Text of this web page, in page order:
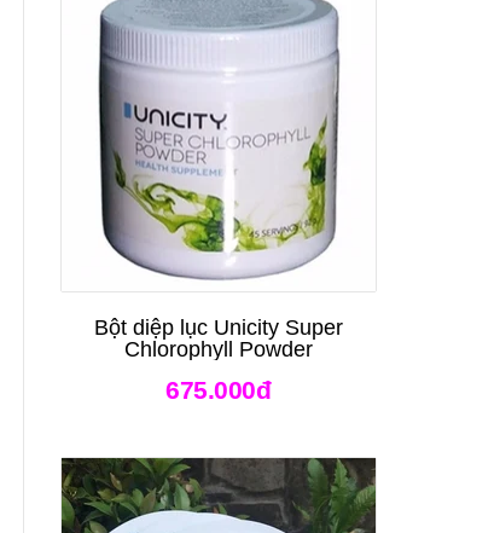
Bột diệp lục Unicity Super
Chlorophyll Powder
675.000đ